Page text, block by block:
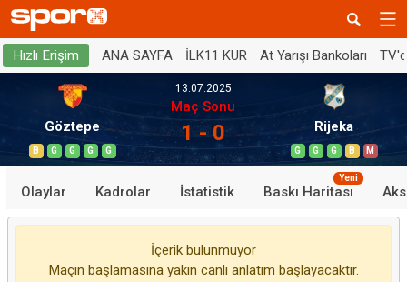
Hızlı Erişim ANA SAYFA İLK11 KUR At Yarışı Bankoları
Göztepe
B G G G G
13.07.2025
Maç Sonu
1 - 0 Rijeka
G G G B M
Olaylar Kadrolar İstatistik Baskı Haritası
Yeni
İçerik bulunmuyor
Maçın başlamasına yakın canlı anlatım başlayacaktır.